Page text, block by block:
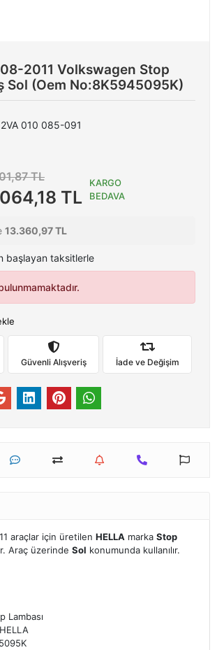
2011 Volkswagen Stop
Sol (Oem No:8K5945095K)
2VA 010 085-091
TL
TL
KARGO
BEDAVA
13.360,97 TL
başlayan taksitlerle
Güvenli Alışveriş İade ve Değişim
araçlar için üretilen HELLA marka Stop
Araç üzerinde Sol konumunda kullanılır.
Lambası
HELLA